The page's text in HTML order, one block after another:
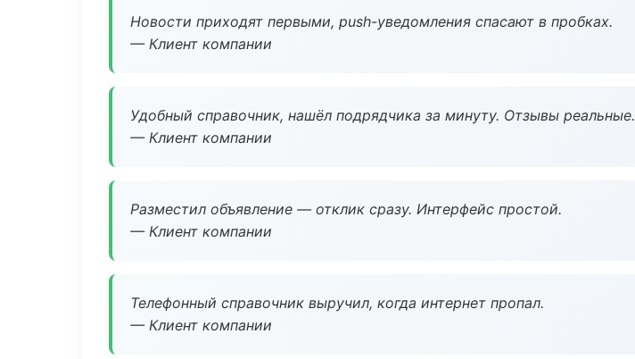
Новости приходят первыми, push-уведомления спасают в пробках.
— Клиент компании
Удобный справочник, нашёл подрядчика за минуту. Отзывы реальные.
— Клиент компании
Разместил объявление — отклик сразу. Интерфейс простой.
— Клиент компании
Телефонный справочник выручил, когда интернет пропал.
— Клиент компании